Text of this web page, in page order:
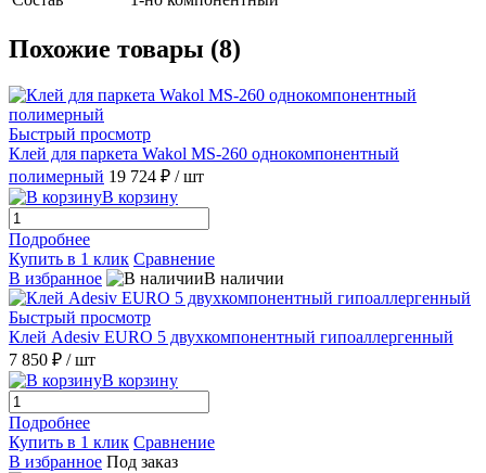
Похожие товары (8)
Быстрый просмотр
Клей для паркета Wakol MS-260 однокомпонентный
полимерный 19 724 ₽ / шт
В корзину
Подробнее
Купить в 1 клик Сравнение
В избранное
В наличии
Быстрый просмотр
Клей Adesiv EURO 5 двухкомпонентный гипоаллергенный
7 850 ₽ / шт
В корзину
Подробнее
Купить в 1 клик Сравнение
В избранное Под заказ